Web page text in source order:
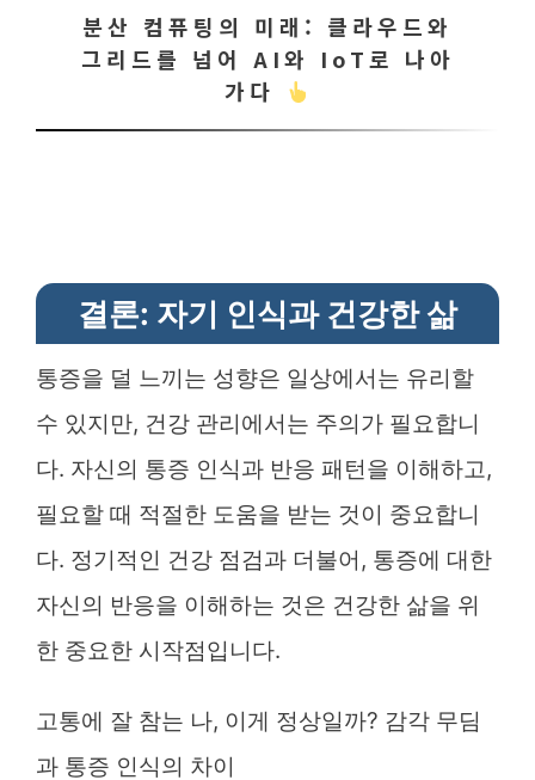
분산 컴퓨팅의 미래: 클라우드와
그리드를 넘어 AI와 IoT로 나아
가다
결론: 자기 인식과 건강한 삶
통증을 덜 느끼는 성향은 일상에서는 유리할
수 있지만, 건강 관리에서는 주의가 필요합니
다. 자신의 통증 인식과 반응 패턴을 이해하고,
필요할 때 적절한 도움을 받는 것이 중요합니
다. 정기적인 건강 점검과 더불어, 통증에 대한
자신의 반응을 이해하는 것은 건강한 삶을 위
한 중요한 시작점입니다.
고통에 잘 참는 나, 이게 정상일까? 감각 무딤
과 통증 인식의 차이